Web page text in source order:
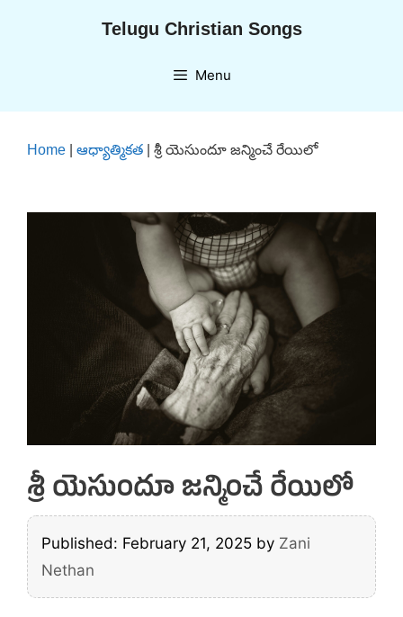
Telugu Christian Songs
Menu
Home ఆధ్యాత్మికత శ్రీ యెసుందూ జన్మించే రేయిలో
శ్రీ యెసుందూ జన్మించే రేయిలో
Published: February 21, 2025 by Zani
Nethan